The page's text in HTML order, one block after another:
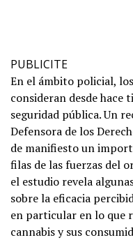
PUBLICITE
En el ámbito policial,
consideran desde hace
seguridad pública. Un
Defensora de los
de manifiesto un
filas de las fuerzas del
el estudio revela
sobre la eficacia
en particular en lo que
cannabis y sus